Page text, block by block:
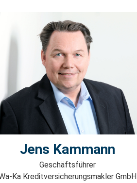
Jens Kammann
Geschäftsführer
Ka Kreditversicherungsmakler GmbH